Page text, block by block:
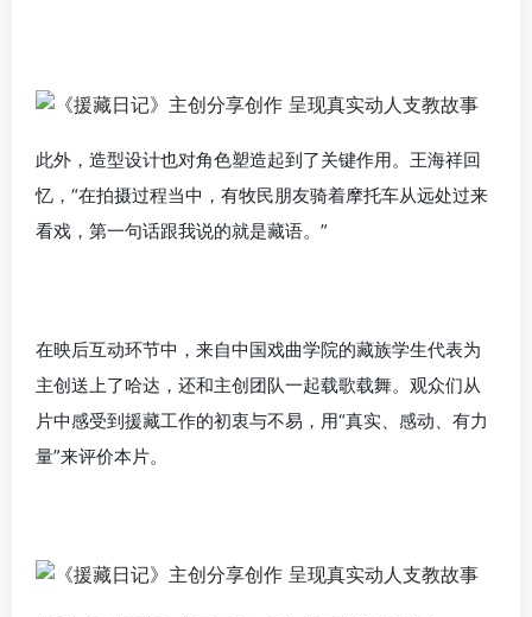
此外，造型设计也对角色塑造起到了关键作用。王海祥回
忆，“在拍摄过程当中，有牧民朋友骑着摩托车从远处过来
看戏，第一句话跟我说的就是藏语。”
在映后互动环节中，来自中国戏曲学院的藏族学生代表为
主创送上了哈达，还和主创团队一起载歌载舞。观众们从
片中感受到援藏工作的初衷与不易，用“真实、感动、有力
量”来评价本片。